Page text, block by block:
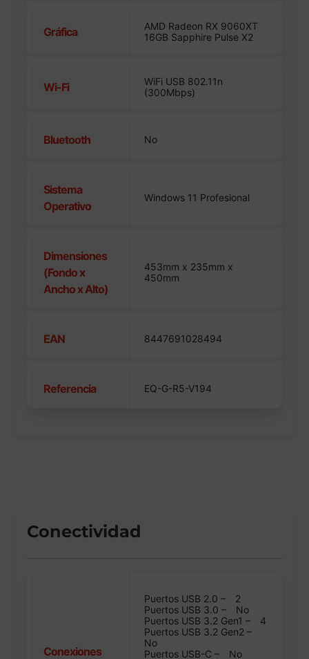
Gráfica
AMD Radeon RX 9060XT
16GB Sapphire Pulse X2
Wi-Fi
WiFi USB 802.11n
(300Mbps)
Bluetooth No
Sistema
Operativo
Windows 11 Profesional
Dimensiones
(Fondo x
Ancho x Alto)
453mm x 235mm x
450mm
EAN 8447691028494
Referencia EQ-G-R5-V194
Conectividad
Conexiones
Puertos USB 2.0 –
2
Puertos USB 3.0 –
No
Puertos USB 3.2 Gen1 –
4
Puertos USB 3.2 Gen2 –
No
Puertos USB-C –
No